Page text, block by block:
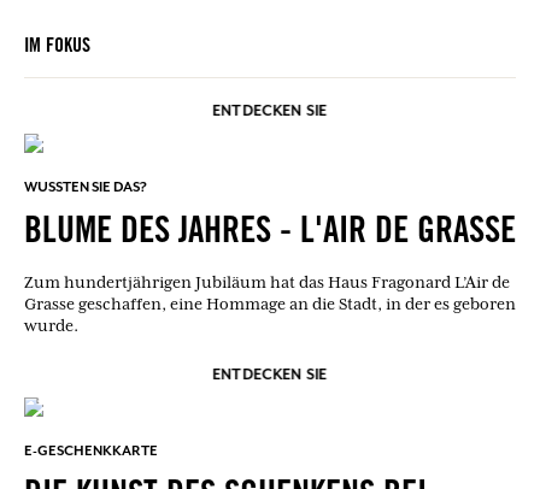
IM FOKUS
ENTDECKEN SIE
WUSSTEN SIE DAS?
BLUME DES JAHRES - L'AIR DE GRASSE
Zum hundertjährigen Jubiläum hat das Haus Fragonard L’Air de
Grasse geschaffen, eine Hommage an die Stadt, in der es geboren
wurde.
ENTDECKEN SIE
E-GESCHENKKARTE